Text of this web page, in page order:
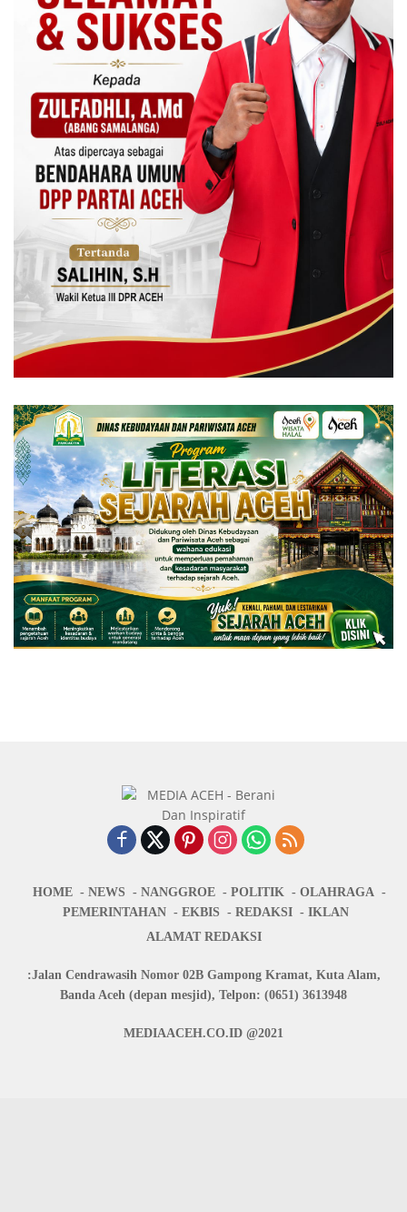
HOME NEWS NANGGROE POLITIK
OLAHRAGA
PEMERINTAHAN
EKBIS REDAKSI
IKLAN
ALAMAT REDAKSI
:Jalan Cendrawasih Nomor 02B Gampong Kramat, Kuta Alam,
Banda Aceh (depan mesjid), Telpon: (0651) 3613948
MEDIAACEH.CO.ID @2021